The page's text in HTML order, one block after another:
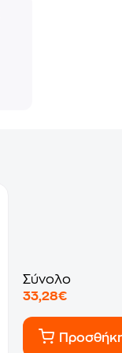
Σύνολο
33,28€